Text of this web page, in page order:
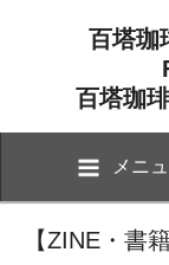
百塔珈
百塔珈
メニ
【ZINE・書